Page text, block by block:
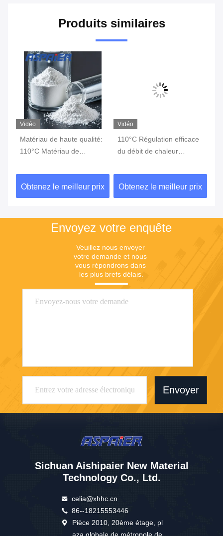
Produits similaires
Vidéo
Matériau de haute qualité:
110°C Matériau de
Obtenez le meilleur prix
Vidéo
110°C Régulation efficace
du débit de chaleur
Changement de phase
Stockage d'énergie
Obtenez le meilleur prix
Envoyez votre enquête
Veuillez nous envoyer
votre demande et nous
vous répondrons dans
les plus brefs délais.
Envoyer
Sichuan Aishipaier New Material
Technology Co., Ltd.
celia@xhhc.cn
86--18215553446
Pièce 2010, 20ème étage, pl